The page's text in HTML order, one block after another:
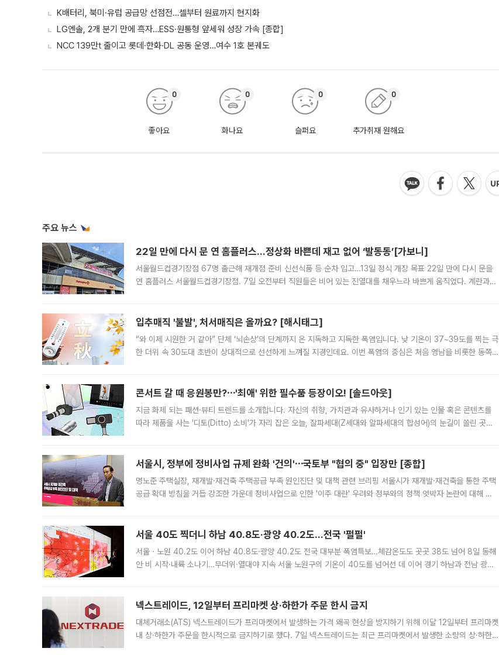
K배터리, 북미·유럽 공급망 선점전…셀부터 원료까지 현지화
LG엔솔, 2개 분기 만에 흑자…ESS·원통형 앞세워 성장 가속 [종합]
NCC 139만t 줄이고 롯데·한화·DL 공동 운영…여수 1호 본궤도
좋아요
0
화나요
0
슬퍼요
0
추가취재 원해요
0
주요 뉴스
22일 만에 다시 문 연 홈플러스…정상화 바쁜데 재고 없어 ‘발동동’[가보니]
서울월드컵경기장점 67명 출근해 재개점 준비 신선식품 등 순차 입고…13일 정식 개장 목표 22일 만에 다시 문을
연 홈플러스 서울월드컵경기장점. 7일 오전부터 직원들은 비어 있는 진열대를 채우느라 바쁘게 움직였다. 계란과
입추매직 '불발', 처서매직은 올까요? [해시태그]
“와 이제 시원한 거 같아” 단체 ‘뇌손상’의 단계까지 온 지독하고 지독한 폭염입니다. 낮 기온이 37~39도를 찍는 극
한 더위 속 30도대 초반이 상대적으로 선선하게 느껴질 지경인데요. 이번 폭염의 중심은 처음 영남을 비롯한 동쪽
콘서트 갈 때 응원봉만?⋯'최애' 위한 필수품 등장이오! [솔드아웃]
지금 화제 되는 패션·뷰티 트렌드를 소개합니다. 자신의 취향, 가치관과 유사하거나 인기 있는 인물 혹은 콘텐츠를
따라 제품을 사는 '디토(Ditto) 소비'가 자리 잡은 오늘, 잘파세대(Z세대와 알파세대의 합성어)의 눈길이 쏠린 곳은
서울시, 정부에 정비사업 규제 완화 '건의'⋯국토부 "협의 중" 입장만 [종합]
명노준 주택실장, 재개발·재건축 주택공급 부족 원인진단 및 대책 관련 브리핑 서울시가 재개발·재건축을 통한 주택
공급 확대 방침을 거듭 강조한 가운데 정비사업으로 인한 '이주 대란' 우려와 정부와의 정책 엇박자 논란에 대해 정
서울 40도 찍더니 하남 40.8도·광양 40.2도…전국 '펄펄'
서울ㆍ노원 40.2도 이어 하남 40.8도·광양 40.2도 전국 대부분 폭염특보…체감온도도 곳곳 38도 넘어 8일 동해
안 비 시작·내륙 소나기…무더위·열대야 지속 서울 노원구의 기온이 40도를 넘어선 데 이어 경기 하남과 전남 광양
넥스트레이드, 12일부터 프리마켓 상·하한가 주문 한시 금지
대체거래소(ATS) 넥스트레이드가 프리마켓에서 발생하는 가격 왜곡 현상을 방지하기 위해 이달 12일부터 프리마켓
내 상·하한가 주문을 한시적으로 금지하기로 했다. 7일 넥스트레이드는 최근 프리마켓에서 발생한 소량의 상·하한